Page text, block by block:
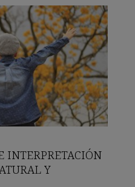
INTERPRETACIÓN
Y